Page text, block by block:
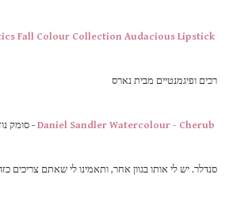
Fall Colour Collection Audacious Lipstick
רכים ופיגמנטיים מבית נארס
Daniel Sandler Watercolour - Cherub - סומק
סנדלר. יש לי אותו בגוון אחר, ותאמינו לי שאתם צריכים